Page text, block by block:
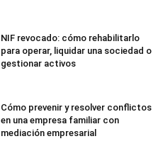
NIF revocado: cómo rehabilitarlo
para operar, liquidar una sociedad o
gestionar activos
Cómo prevenir y resolver conflictos
en una empresa familiar con
mediación empresarial